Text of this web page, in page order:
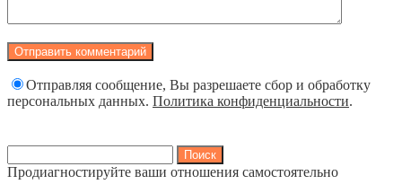
Отправляя сообщение, Вы разрешаете сбор и обработку
персональных данных. Политика конфиденциальности.
Продиагностируйте ваши отношения самостоятельно